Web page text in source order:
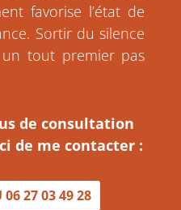
favorise l’état de
Sortir du silence
un tout premier pas
de consultation
de me contacter :
06 27 03 49 28